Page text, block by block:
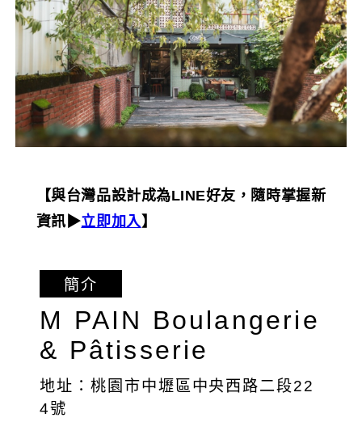
【與台灣品設計成為LINE好友，隨時掌握新
資訊▶︎立即加入】
簡介
M PAIN Boulangerie
& Pâtisserie
地址：桃園市中壢區中央西路二段22
4號